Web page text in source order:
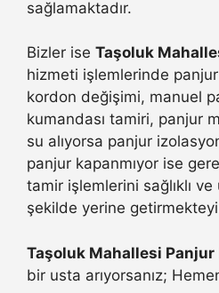
sağlamaktadır.
Bizler ise Taşoluk
hizmeti işlemlerinde
kordon değişimi, manuel
kumandası tamiri, panjur
su alıyorsa panjur
panjur kapanmıyor ise
tamir işlemlerini sağlıklı
şekilde yerine
Taşoluk Mahallesi Panjur
bir usta arıyorsanız;